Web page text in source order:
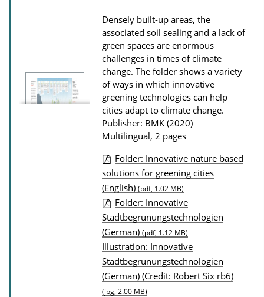
n
l
o
a
d
s
Densely built-up areas, the
associated soil sealing and a lack of
green spaces are enormous
challenges in times of climate
change. The folder shows a variety
of ways in which innovative
greening technologies can help
cities adapt to climate change.
Publisher: BMK (2020)
Multilingual, 2 pages
P
u
b
l
i
c
a
t
Folder: Innovative nature based
solutions for greening cities
(English) (pdf, 1.02 MB)
Folder: Innovative
Stadtbegrünungstechnologien
(German) (pdf, 1.12 MB)
Illustration: Innovative
Stadtbegrünungstechnologien
(German) (Credit: Robert Six rb6)
(jpg, 2.00 MB)